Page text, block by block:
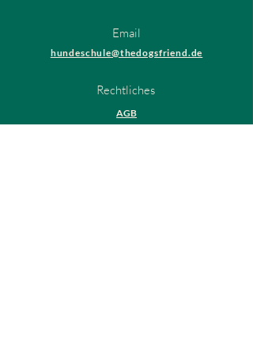
Email
hundeschule@thedogsfriend.de
Rechtliches
AGB